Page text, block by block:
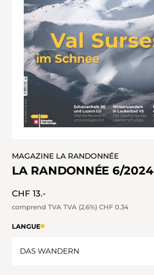
MAGAZINE LA RANDONNÉE
LA RANDONNÉE 6/2024
CHF 13.-
comprend TVA TVA (2.6%) CHF 0.34
LANGUE